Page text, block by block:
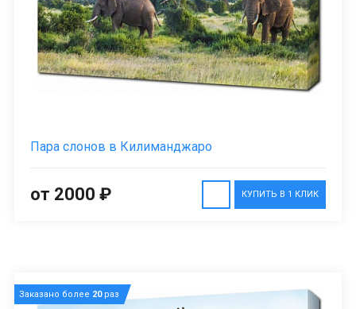
Пара слонов в Килиманджаро
КУПИТЬ В 1 КЛИК
от 2000 ₽
Заказано более 20раз